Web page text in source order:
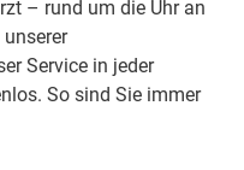
– rund um die Uhr an
Service in jeder
So sind Sie immer